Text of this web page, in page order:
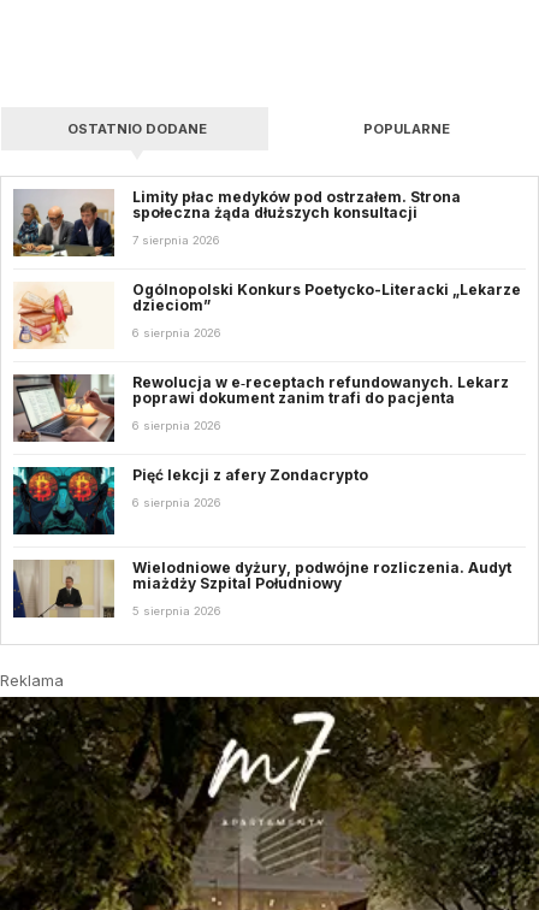
OSTATNIO DODANE POPULARNE
Limity płac medyków pod ostrzałem. Strona
społeczna żąda dłuższych konsultacji
7 sierpnia 2026
Ogólnopolski Konkurs Poetycko-Literacki „Lekarze
dzieciom”
6 sierpnia 2026
Rewolucja w e‑receptach refundowanych. Lekarz
poprawi dokument zanim trafi do pacjenta
6 sierpnia 2026
Pięć lekcji z afery Zondacrypto
6 sierpnia 2026
Wielodniowe dyżury, podwójne rozliczenia. Audyt
miażdży Szpital Południowy
5 sierpnia 2026
Reklama